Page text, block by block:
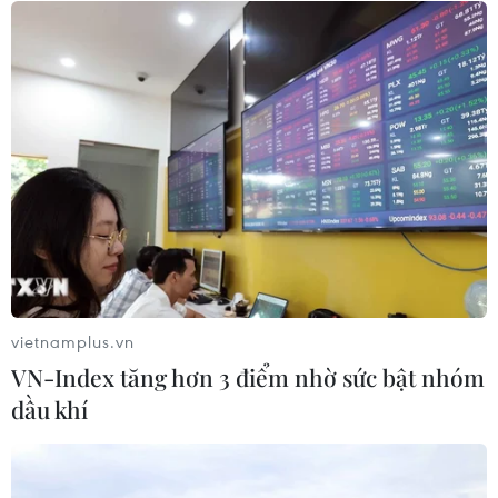
Khẩn trương phân luồng giao thông
sau vụ sạt lở trên tuyến ĐT161 ở Lào
Cai
07/08/2026 02:37
Thời tiết ngày 7/8: Bắc Bộ và Bắc
Trung Bộ giảm mưa về đêm, cục bộ
06/08/2026 23:15
vietnamplus.vn
VN-Index tăng hơn 3 điểm nhờ sức bật nhóm
dầu khí